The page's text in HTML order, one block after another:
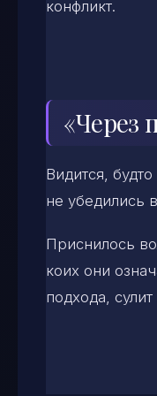
конфликт.
«Через
Видится,
не убедились
Приснилось
коих они
подхода,